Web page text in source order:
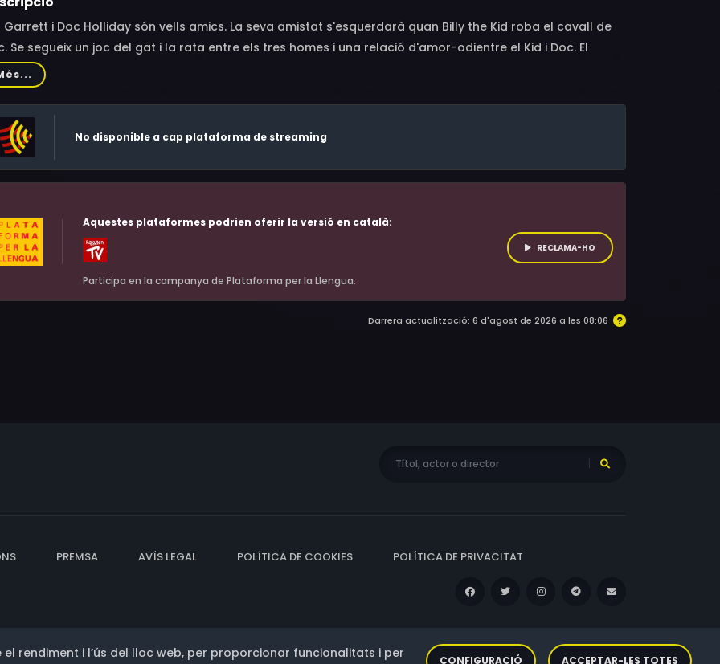
Garrett i Doc Holliday són vells amics. La seva amistat s'esquerdarà quan Billy the Kid roba el cavall de
Se segueix un joc del gat i la rata entre els tres homes i una relació d'amor-odientre el Kid i Doc. El
de Jane Russell, Rio, té un paper secundari. Intenta, en principi, matar Billy the Kid per venjar el
germà. Més tard, s'assabenta que és amic d'en Doc. Pren cura del Kid durant la seva convalescència,
interessat pel seu cavall que no pas per ella.
No disponible a cap plataforma de streaming
Aquestes plataformes podrien oferir la versió en català:
Participa en la campanya de Plataforma per la Llengua.
RECLAMA-HO
Darrera actualització: 6 d'agost de 2026 a les 08:06
PREMSA AVÍS LEGAL POLÍTICA DE COOKIES POLÍTICA DE PRIVACITAT
rendiment i l’ús del lloc web, per proporcionar funcionalitats i per
CONFIGURACIÓ ACCEPTAR-LES TOTES